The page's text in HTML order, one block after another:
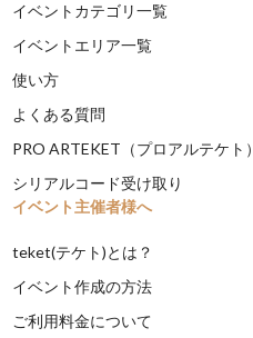
イベントカテゴリ一覧
イベントエリア一覧
使い方
よくある質問
PRO ARTEKET（プロアルテケト）
シリアルコード受け取り
イベント主催者様へ
teket(テケト)とは？
イベント作成の方法
ご利用料金について